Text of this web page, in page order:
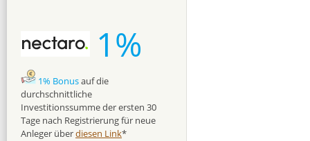
1%
1% Bonusauf die
durchschnittliche
Investitionssumme der ersten 30
Tage nach Registrierung für neue
Anleger überdiesen Link*